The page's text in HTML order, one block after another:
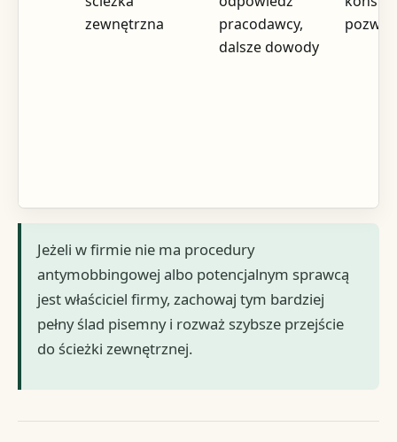
zewnętrzna
pracodawcy,
dalsze dowody
Jeżeli w firmie nie ma procedury
antymobbingowej albo potencjalnym sprawcą
jest właściciel firmy, zachowaj tym bardziej
pełny ślad pisemny i rozważ szybsze przejście
do ścieżki zewnętrznej.